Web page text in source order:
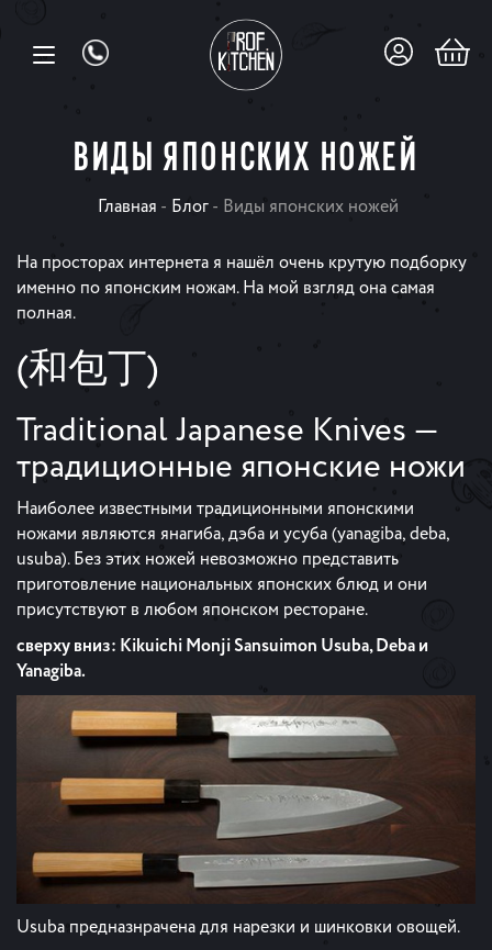
ВИДЫ ЯПОНСКИХ НОЖЕЙ
Главная - Блог- Виды японских ножей
На просторах интернета я нашёл очень крутую подборку
именно по японским ножам. На мой взгляд она самая
полная.
(和包丁)
Traditional Japanese Knives —
традиционные японские ножи
Наиболее известными традиционными японскими
ножами являются янагиба, дэба и усуба (yanagiba, deba,
usuba). Без этих ножей невозможно представить
приготовление национальных японских блюд и они
присутствуют в любом японском ресторане.
сверху вниз: Kikuichi Monji Sansuimon Usuba, Deba и
Yanagiba.
Usuba предназнрачена для нарезки и шинковки овощей.